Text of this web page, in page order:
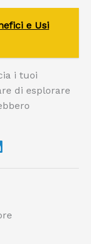
e Usi
i tuoi
di esplorare